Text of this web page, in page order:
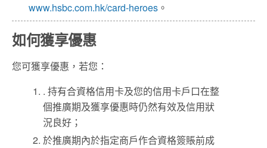
www.hsbc.com.hk/card-heroes 。
如何獲享優惠
您可獲享優惠，若您：
. 持有合資格信用卡及您的信用卡戶口在整
個推廣期及獲享優惠時仍然有效及信用狀
況良好；
於推廣期內於指定商戶作合資格簽賬前成